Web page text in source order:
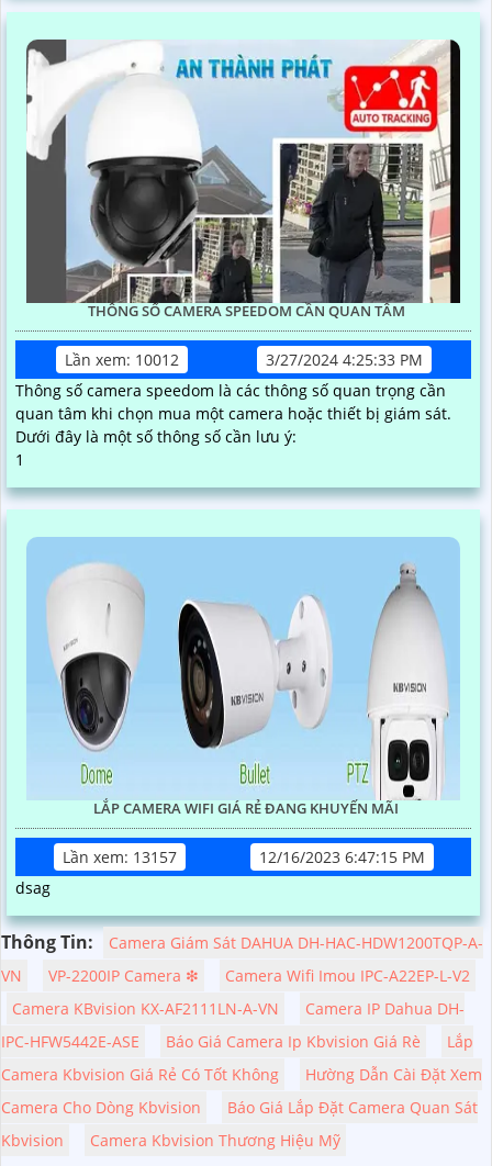
THÔNG SỐ CAMERA SPEEDOM CẦN QUAN TÂM
Lần xem: 10012
3/27/2024 4:25:33 PM
Thông số camera speedom là các thông số quan trọng cần
quan tâm khi chọn mua một camera hoặc thiết bị giám sát.
Dưới đây là một số thông số cần lưu ý:
1
LẮP CAMERA WIFI GIÁ RẺ ĐANG KHUYẾN MÃI
Lần xem: 13157
12/16/2023 6:47:15 PM
dsag
Thông Tin:
Camera Giám Sát DAHUA DH-HAC-HDW1200TQP-A-
VN
VP-2200IP Camera ❇
Camera Wifi Imou IPC-A22EP-L-V2
Camera KBvision KX-AF2111LN-A-VN
Camera IP Dahua DH-
IPC-HFW5442E-ASE
Báo Giá Camera Ip Kbvision Giá Rè
Lắp
Camera Kbvision Giá Rẻ Có Tốt Không
Hường Dẫn Cài Đặt Xem
Camera Cho Dòng Kbvision
Báo Giá Lắp Đặt Camera Quan Sát
Kbvision
Camera Kbvision Thương Hiệu Mỹ